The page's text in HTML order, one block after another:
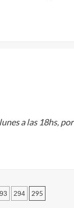
a las 18hs,
294 295